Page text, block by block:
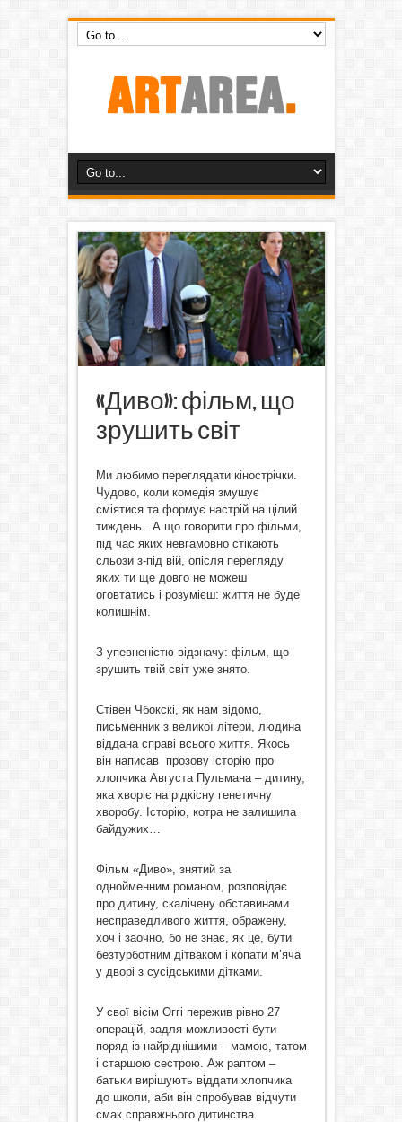
«Диво»: фільм, що
зрушить світ
Ми любимо переглядати кінострічки.
Чудово, коли комедія змушує
сміятися та формує настрій на цілий
тиждень . А що говорити про фільми,
під час яких невгамовно стікають
сльози з-під вій, опісля перегляду
яких ти ще довго не можеш
оговтатись і розумієш: життя не буде
колишнім.
З упевненістю відзначу: фільм, що
зрушить твій світ уже знято.
Стівен Чбокскі, як нам відомо,
письменник з великої літери, людина
віддана справі всього життя. Якось
він написав прозову історію про
хлопчика Августа Пульмана – дитину,
яка хворіє на рідкісну генетичну
хворобу. Історію, котра не залишила
байдужих…
Фільм «Диво», знятий за
однойменним романом, розповідає
про дитину, скалічену обставинами
несправедливого життя, ображену,
хоч і заочно, бо не знає, як це, бути
безтурботним дітваком і копати м’яча
у дворі з сусідськими дітками.
У свої вісім Оггі пережив рівно 27
операцій, задля можливості бути
поряд із найріднішими – мамою, татом
і старшою сестрою. Аж раптом –
батьки вирішують віддати хлопчика
до школи, аби він спробував відчути
смак справжнього дитинства.